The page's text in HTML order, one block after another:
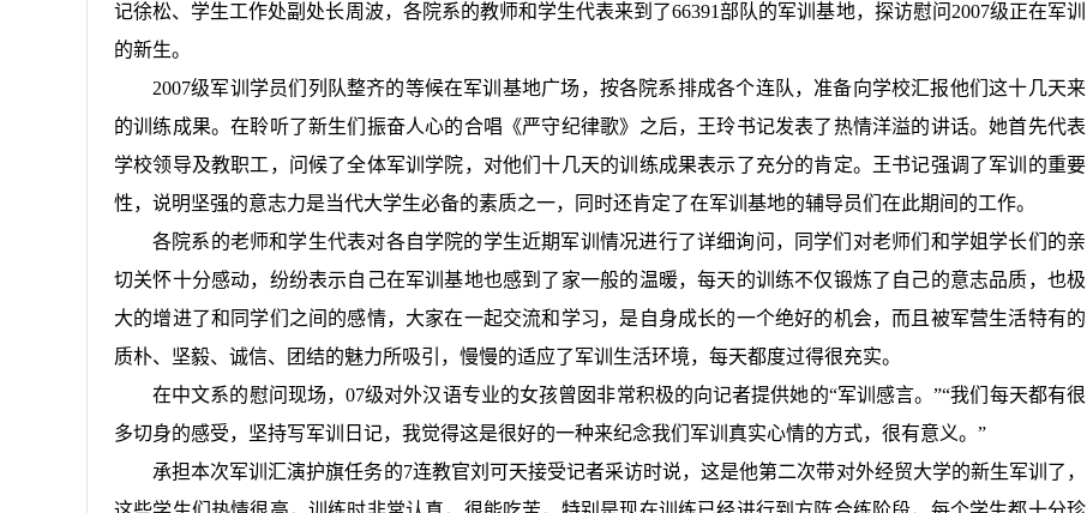
记徐松、学生工作处副处长周波，各院系的教师和学生代表来到了66391部队的军训基地，探访慰问2007级正在军训
的新生。
2007级军训学员们列队整齐的等候在军训基地广场，按各院系排成各个连队，准备向学校汇报他们这十几天来
的训练成果。在聆听了新生们振奋人心的合唱《严守纪律歌》之后，王玲书记发表了热情洋溢的讲话。她首先代表
学校领导及教职工，问候了全体军训学院，对他们十几天的训练成果表示了充分的肯定。王书记强调了军训的重要
性，说明坚强的意志力是当代大学生必备的素质之一，同时还肯定了在军训基地的辅导员们在此期间的工作。
各院系的老师和学生代表对各自学院的学生近期军训情况进行了详细询问，同学们对老师们和学姐学长们的亲
切关怀十分感动，纷纷表示自己在军训基地也感到了家一般的温暖，每天的训练不仅锻炼了自己的意志品质，也极
大的增进了和同学们之间的感情，大家在一起交流和学习，是自身成长的一个绝好的机会，而且被军营生活特有的
质朴、坚毅、诚信、团结的魅力所吸引，慢慢的适应了军训生活环境，每天都度过得很充实。
在中文系的慰问现场，07级对外汉语专业的女孩曾囡非常积极的向记者提供她的“军训感言。”“我们每天都有很
多切身的感受，坚持写军训日记，我觉得这是很好的一种来纪念我们军训真实心情的方式，很有意义。”
承担本次军训汇演护旗任务的7连教官刘可天接受记者采访时说，这是他第二次带对外经贸大学的新生军训了，